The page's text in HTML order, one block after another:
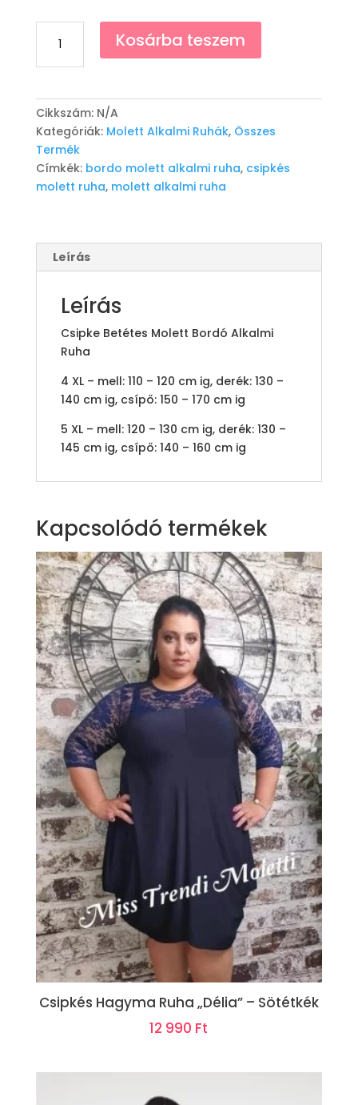
Hagyma
Ruha
-
Bordó
mennyiség
Kosárba teszem
Cikkszám: N/A
Kategóriák: Molett Alkalmi Ruhák, Összes
Termék
Címkék: bordo molett alkalmi ruha, csipkés
molett ruha, molett alkalmi ruha
Leírás
Leírás
Csipke Betétes Molett Bordó Alkalmi
Ruha
4 XL – mell: 110 – 120 cm ig, derék: 130 –
140 cm ig, csípő: 150 – 170 cm ig
5 XL – mell: 120 – 130 cm ig, derék: 130 –
145 cm ig, csípő: 140 – 160 cm ig
Kapcsolódó termékek
Csipkés Hagyma Ruha „Délia” – Sötétkék
12 990 Ft